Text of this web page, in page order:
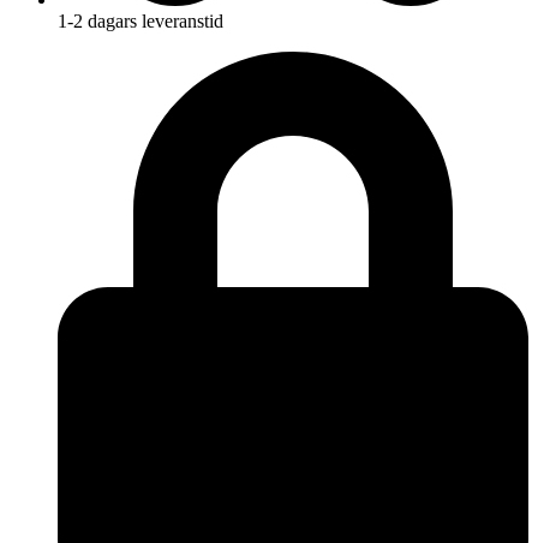
1-2 dagars leveranstid